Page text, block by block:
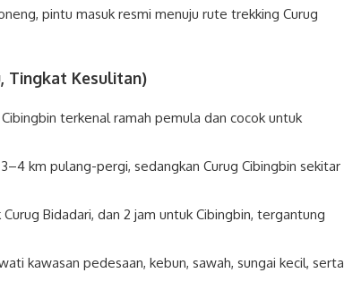
pintu masuk resmi menuju rute trekking Curug
Tingkat Kesulitan)
terkenal ramah pemula dan cocok untuk
km pulang-pergi, sedangkan Curug Cibingbin sekitar
Bidadari, dan 2 jam untuk Cibingbin, tergantung
kawasan pedesaan, kebun, sawah, sungai kecil, serta